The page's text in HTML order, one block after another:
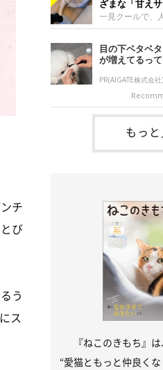
チ
び
う
ス
き声だけで原因
や環境の変化を
ました。（1）
行き来できるよ
写真ギャラリー
ましょう。冷房
へも自由に行き
が通れる程度に
族でも噛まれる
ことも。ねこの
は、飼い主さん
し、愛猫が甘噛
感じる状況を教
ねこのきもち獣
には、実際に猫
いるのか、そ
割の飼い主さん
でいる」と感じ
ざまな「甘え
一見クールで、
まり求めないよ
は甘えん坊な性
ん。今回は猫た
ン”について、帝
アニマルサイエ
先生に教えてい
かまってほしい
真ギャラリーも
てお世話を求め
す。子猫なので
い「ミャア」と
目の下ベタベ
が増えてるっ
PR(AIGATE株式会社)
もっ
『ねこのきもち』
“愛猫ともっと仲良く